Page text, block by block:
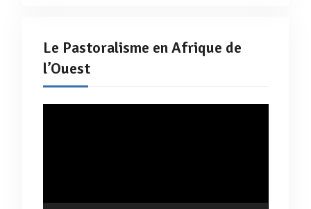
Le Pastoralisme en Afrique de
l’Ouest